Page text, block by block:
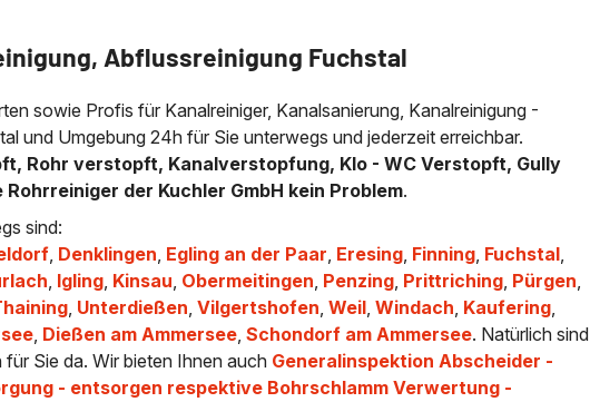
Abflussreinigung Fuchstal
sowie Profis für Kanalreiniger, Kanalsanierung, Kanalreinigung -
und Umgebung 24h für Sie unterwegs und jederzeit erreichbar.
Rohr verstopft, Kanalverstopfung, Klo - WC Verstopft, Gully
der Kuchler GmbH kein Problem.
sind:
, Denklingen, Egling an der Paar, Eresing, Finning, Fuchstal,
, Igling, Kinsau, Obermeitingen, Penzing, Prittriching, Pürgen,
, Unterdießen,Vilgertshofen,Weil,Windach, Kaufering,
, Dießen am Ammersee,Schondorf am Ammersee. Natürlich sind
Sie da. Wir bieten Ihnen auch Generalinspektion Abscheider -
- entsorgen respektive Bohrschlamm Verwertung -